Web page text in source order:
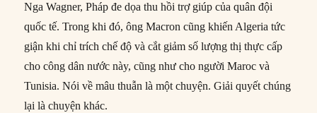
Nga Wagner, Pháp đe dọa thu hồi trợ giúp của quân đội
quốc tế. Trong khi đó, ông Macron cũng khiến Algeria tức
giận khi chỉ trích chế độ và cắt giảm số lượng thị thực cấp
cho công dân nước này, cũng như cho người Maroc và
Tunisia. Nói về mâu thuẫn là một chuyện. Giải quyết chúng
lại là chuyện khác.